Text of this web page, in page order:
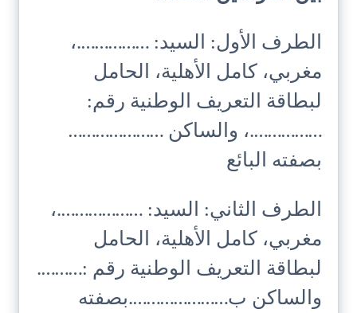
الطرف الأول: السيد: …………….،
مغربي، كامل الأهلية، الحامل
لبطاقة التعريف الوطنية رقم:
…………….، والساكن …………………
بصفته البائع
الطرف الثاني: السيد: ……………….،
مغربي، كامل الأهلية، الحامل
لبطاقة التعريف الوطنية رقم :……….
والساكن ب………………….بصفته